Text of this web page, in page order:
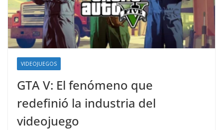
VIDEOJUEGOS
GTA V: El fenómeno que
redefinió la industria del
videojuego